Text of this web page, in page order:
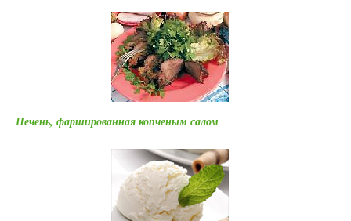
Печень, фаршированная копченым салом